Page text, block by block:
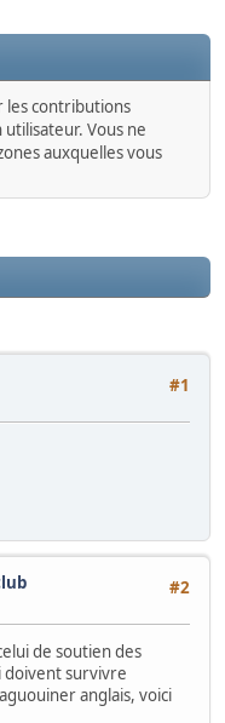
les contributions
Vous ne
auxquelles vous
#1
#2
de soutien des
doivent survivre
anglais, voici